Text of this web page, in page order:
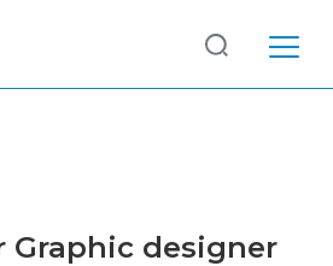
Graphic designer